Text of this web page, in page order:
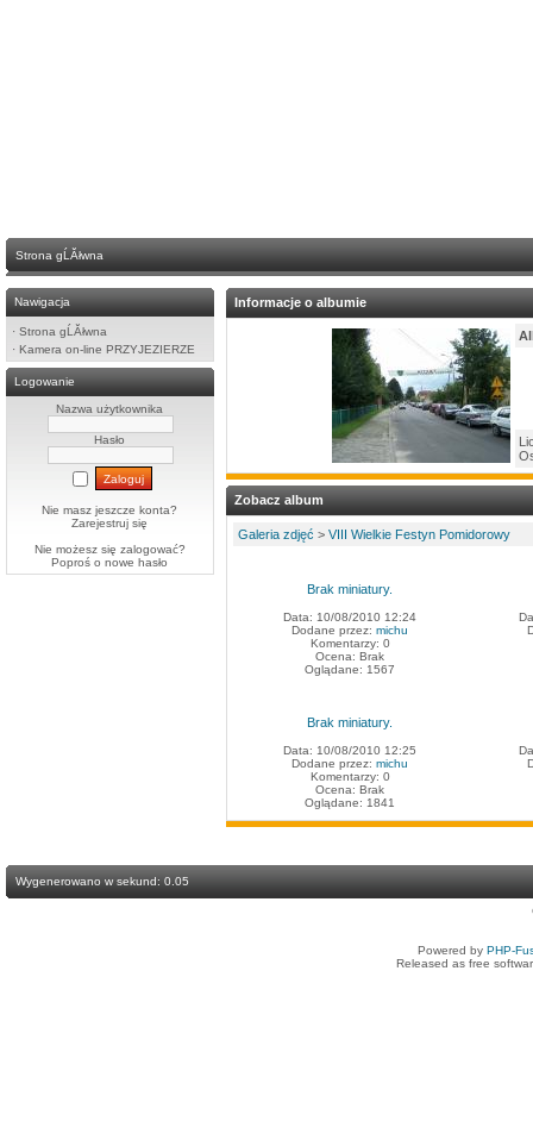
Strona gĹĂłwna
Nawigacja
· Strona gĹĂłwna
· Kamera on-line PRZYJEZIERZE
Logowanie
Nazwa użytkownika
Hasło
Nie masz jeszcze konta?
Zarejestruj się
Nie możesz się zalogować?
Poproś onowe hasło
Informacje o albumie
Zobacz album
Galeria zdjęć > VIII Wielkie Festyn Pomidorowy
Brak miniatury.
Data: 10/08/2010 12:24
Dodane przez:michu
Komentarzy: 0
Ocena: Brak
Oglądane: 1567
Brak miniatury.
Data: 10/08/2010 12:25
Dodane przez:michu
Komentarzy: 0
Ocena: Brak
Oglądane: 1841
Wygenerowano w sekund: 0.05
Powered by PHP-
Released as free